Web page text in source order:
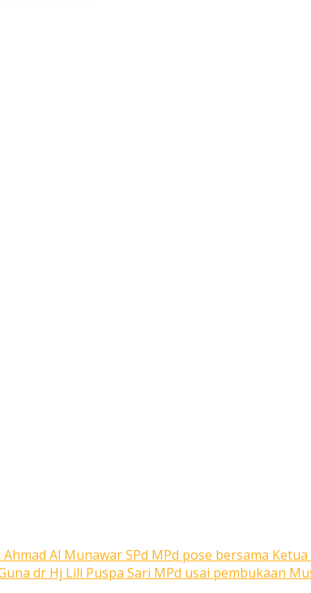
Al Munawar SPd MPd pose bersama
dr Hj Lili Puspa Sari MPd usai pembukaan